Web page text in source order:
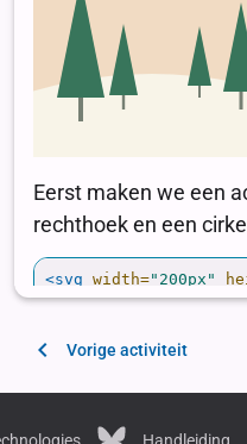
Vorige activiteit
Handleiding